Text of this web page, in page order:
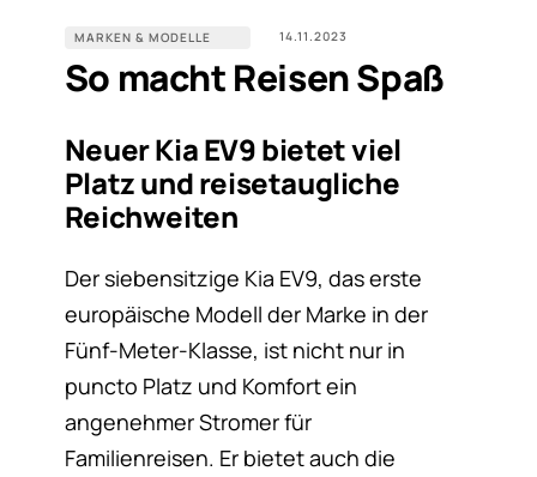
MARKEN & MODELLE 14.11.2023
So macht Reisen Spaß
Neuer Kia EV9 bietet viel
Platz und reisetaugliche
Reichweiten
Der siebensitzige Kia EV9, das erste
europäische Modell der Marke in der
Fünf-Meter-Klasse, ist nicht nur in
puncto Platz und Komfort ein
angenehmer Stromer für
Familienreisen. Er bietet auch die